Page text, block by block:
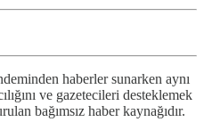
haberler sunarken aynı
ve gazetecileri desteklemek
bağımsız haber kaynağıdır.